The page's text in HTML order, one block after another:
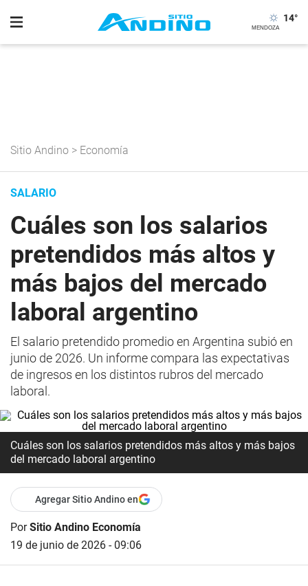
14°
Sitio Andino > Economía
SALARIO
Cuáles son los salarios
pretendidos más altos y
más bajos del mercado
laboral argentino
El salario pretendido promedio en Argentina subió en
junio de 2026. Un informe compara las expectativas
de ingresos en los distintos rubros del mercado
laboral.
Cuáles son los salarios pretendidos más altos y más bajos
del mercado laboral argentino
Agregar Sitio Andino en
PorSitio Andino Economía
19 de junio de 2026 - 09:06